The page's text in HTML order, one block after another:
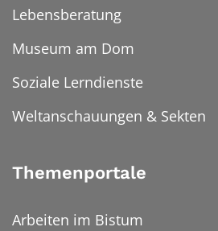
Lebensberatung
Museum am Dom
Soziale Lerndienste
Weltanschauungen & Sekten
Themenportale
Arbeiten im Bistum